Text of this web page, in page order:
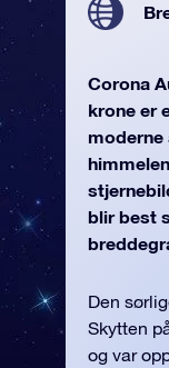
Corona
krone er
blir best
Den
Skytten
og var